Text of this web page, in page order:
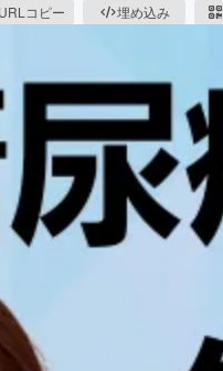
URLコピー 埋め込み